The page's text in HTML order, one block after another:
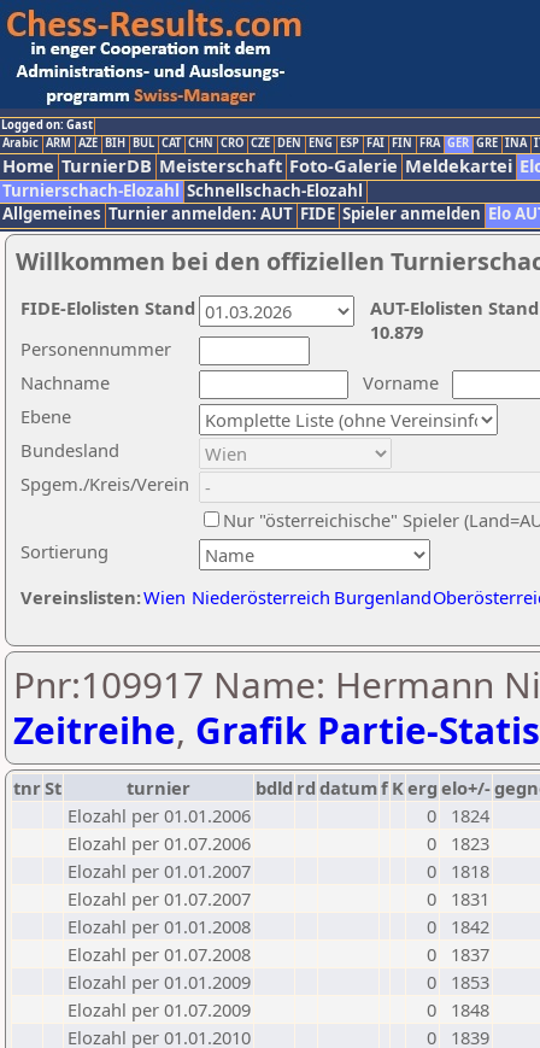
Logged on: Gast
Arabic ARM AZE BIH BUL CAT CHN CRO CZE DEN ENG ESP FAI FIN FRA GER GRE INA
Home TurnierDB Meisterschaft Foto-Galerie Meldekartei
Turnierschach-Elozahl Schnellschach-Elozahl
Allgemeines Turnier anmelden: AUT FIDE Spieler anmelden Elo
Willkommen bei den offiziellen
Nachname
Vorname
Ebene
Sortierung
Personennummer
Bundesland
Spgem./Kreis/Verein
Nur "österreichische" Spieler
Vereinslisten:Wien Niederösterreich Burgenland
AUT-Elolisten
10.879
FIDE-Elolisten Stand
Pnr:109917 Name: Hermann
Zeitreihe, Grafik Partie-
tnrSt turnier bdld rd datumf Kerg elo+/-
Elozahl per 01.01.2006
0
1824
Elozahl per 01.07.2006
0
1823
Elozahl per 01.01.2007
0
1818
Elozahl per 01.07.2007
0
1831
Elozahl per 01.01.2008
0
1842
Elozahl per 01.07.2008
0
1837
Elozahl per 01.01.2009
0
1853
Elozahl per 01.07.2009
0
1848
Elozahl per 01.01.2010
0
1839